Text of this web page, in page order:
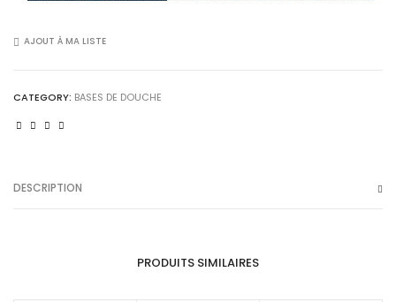
2
Bases
AJOUT À MA LISTE
CATEGORY: BASES DE DOUCHE
DESCRIPTION
PRODUITS SIMILAIRES